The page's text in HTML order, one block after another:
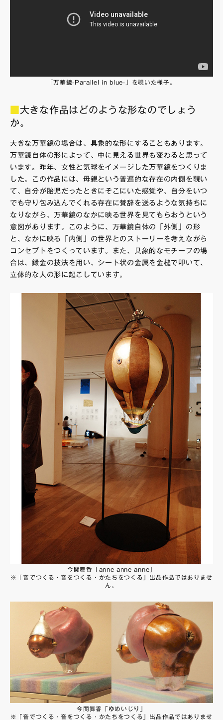
「万華鏡-Parallel in blue-」を覗いた様子。
大きな作品はどのような形なのでしょう
か。
大きな万華鏡の場合は、具象的な形にすることもあります。
万華鏡自体の形によって、中に見える世界も変わると思って
います。昨年、女性と気球をイメージした万華鏡をつくりま
した。この作品には、母親という普遍的な存在の内側を覗い
て、自分が胎児だったときにそこにいた感覚や、自分をいつ
でも守り包み込んでくれる存在に賛辞を送るような気持ちに
なりながら、万華鏡のなかに映る世界を見てもらおうという
意図があります。このように、万華鏡自体の「外側」の形
と、なかに映る「内側」の世界とのストーリーを考えながら
コンセプトをつくっています。また、具象的なモチーフの場
合は、鍛金の技法を用い、シート状の金属を金槌で叩いて、
立体的な人の形に起こしています。
今関舞香「anne anne anne」
※「音でつくる・音をつくる・かたちをつくる」出品作品ではありませ
ん。
今関舞香「ゆめいじり」
※「音でつくる・音をつくる・かたちをつくる」出品作品ではありませ